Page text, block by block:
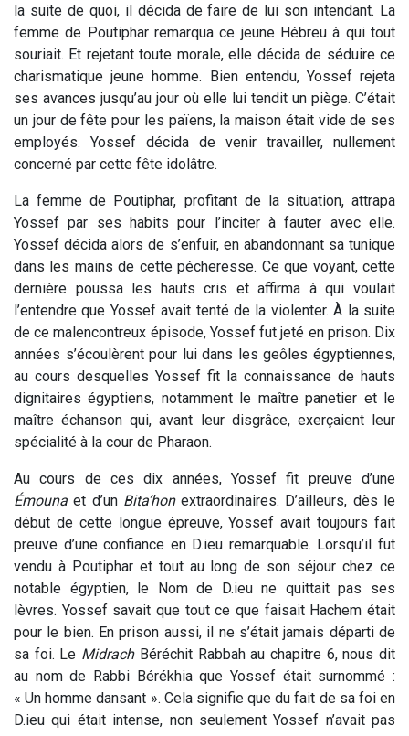
la suite de quoi, il décida de faire de lui son intendant. La
femme de Poutiphar remarqua ce jeune Hébreu à qui tout
souriait. Et rejetant toute morale, elle décida de séduire ce
charismatique jeune homme. Bien entendu, Yossef rejeta
ses avances jusqu’au jour où elle lui tendit un piège. C’était
un jour de fête pour les païens, la maison était vide de ses
employés. Yossef décida de venir travailler, nullement
concerné par cette fête idolâtre.
La femme de Poutiphar, profitant de la situation, attrapa
Yossef par ses habits pour l’inciter à fauter avec elle.
Yossef décida alors de s’enfuir, en abandonnant sa tunique
dans les mains de cette pécheresse. Ce que voyant, cette
dernière poussa les hauts cris et affirma à qui voulait
l’entendre que Yossef avait tenté de la violenter. À la suite
de ce malencontreux épisode, Yossef fut jeté en prison. Dix
années s’écoulèrent pour lui dans les geôles égyptiennes,
au cours desquelles Yossef fit la connaissance de hauts
dignitaires égyptiens, notamment le maître panetier et le
maître échanson qui, avant leur disgrâce, exerçaient leur
spécialité à la cour de Pharaon.
Au cours de ces dix années, Yossef fit preuve d’une
Émounaet d’unBita’honextraordinaires. D’ailleurs, dès le
début de cette longue épreuve, Yossef avait toujours fait
preuve d’une confiance en D.ieu remarquable. Lorsqu’il fut
vendu à Poutiphar et tout au long de son séjour chez ce
notable égyptien, le Nom de D.ieu ne quittait pas ses
lèvres. Yossef savait que tout ce que faisait Hachem était
pour le bien. En prison aussi, il ne s’était jamais départi de
sa foi. Le MidrachBéréchit Rabbah au chapitre 6, nous dit
au nom de Rabbi Bérékhia que Yossef était surnommé :
« Un homme dansant ». Cela signifie que du fait de sa foi en
D.ieu qui était intense, non seulement Yossef n’avait pas